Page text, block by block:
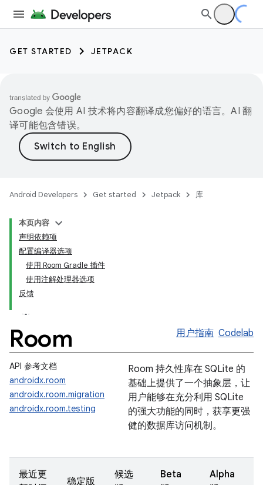
GET STARTED JETPACK
Google 会使用 AI 技术将内容翻译成您偏好的语言。AI 翻
译可能包含错误。
Android Developers Get started Jetpack 库
本页内容
声明依赖项
配置编译器选项
使用 Room Gradle 插件
使用注解处理器选项
反馈
Room 用户指南 Codelab
API 参考文档
androidx.room
androidx.room.migration
androidx.room.testing
Room 持久性库在 SQLite 的
基础上提供了一个抽象层，让
用户能够在充分利用 SQLite
的强大功能的同时，获享更强
健的数据库访问机制。
最近更
稳定版
候选
Beta
Alpha